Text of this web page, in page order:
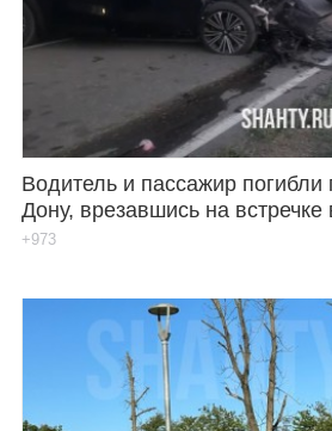
Водитель и пассажир
Дону, врезавшись на встречке
+973